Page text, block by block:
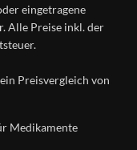
eingetragene
Alle Preise inkl. der
Preisvergleich von
Medikamente